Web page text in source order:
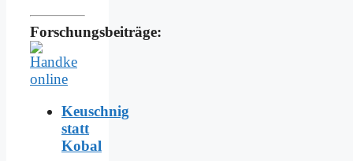
Forschungsbeiträge:
Keuschnig
statt
Kobal